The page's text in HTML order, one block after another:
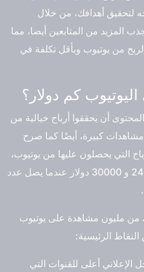
لتحقيق أهدافك، من خلال
المزيد من المتابعين أيضا، مما
من يوتيوب وبأقل تكلفة في
كم دولار؟
أن يحققوا أرباح خيالية من
كبيرة، أيضًا كما صرح
التي يحصلون عليها من يوتيوب،
وبالفعل يدفع يوتيوب ما بين 2400 و 30000 دولار عندما يصل عدد
من مليون مشاهدة على يوتيوب
الرئيسية:
الإعلاني أعلى للقنوات التي